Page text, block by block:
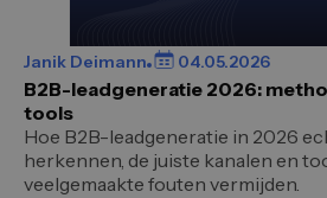
Janik Deimann 04.05.2026
B2B-leadgeneratie 2026:
tools
Hoe B2B-leadgeneratie in 2026
herkennen, de juiste kanalen en
veelgemaakte fouten vermijden.